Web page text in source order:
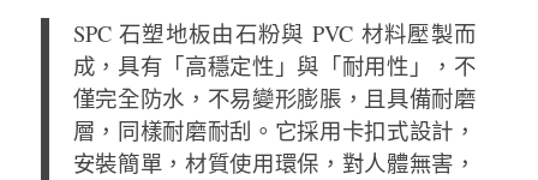
SPC 石塑地板由石粉與 PVC 材料壓製而
成，具有「高穩定性」與「耐用性」，不
僅完全防水，不易變形膨脹，且具備耐磨
層，同樣耐磨耐刮。它採用卡扣式設計，
安裝簡單，材質使用環保，對人體無害，